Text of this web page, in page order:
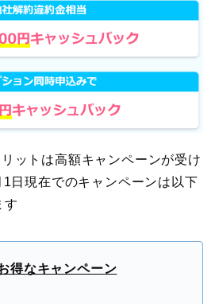
ットは高額キャンペーンが受け
日現在でのキャンペーンは以下
す
得なキャンペーン